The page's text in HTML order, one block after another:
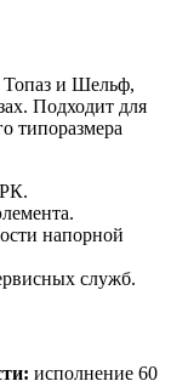
Топаз и Шельф,
Подходит для
типоразмера
напорной
служб.
исполнение 60